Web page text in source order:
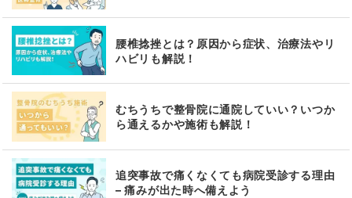
腰椎捻挫とは？原因から症状、治療法やリ
ハビリも解説！
むちうちで整骨院に通院していい？いつか
ら通えるかや施術も解説！
追突事故で痛くなくても病院受診する理由
– 痛みが出た時へ備えよう